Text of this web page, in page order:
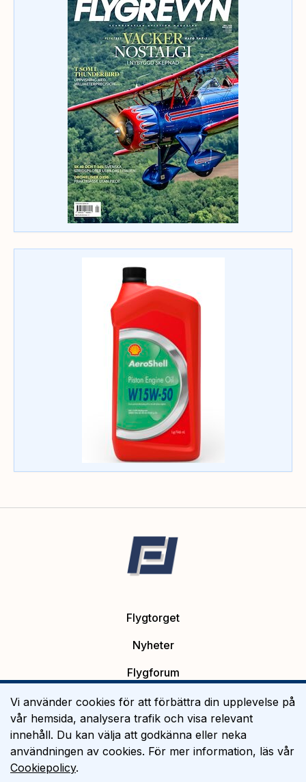
Flygtorget
Nyheter
Flygforum
Platsannonser
Flygutbildning
Om Flygtorget
Vi använder cookies för att förbättra din upplevelse på
vår hemsida, analysera trafik och visa relevant
innehåll. Du kan välja att godkänna eller neka
användningen av cookies. För mer information, läs vår
Cookiepolicy.